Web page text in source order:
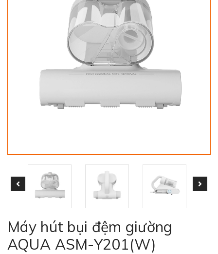
Máy hút bụi đệm giường
AQUA ASM-Y201(W)